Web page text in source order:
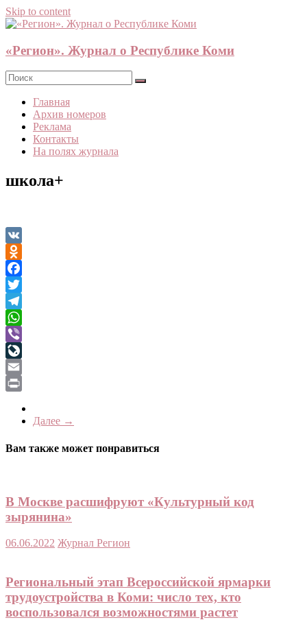
Skip to content
«Регион». Журнал о Республике Коми
Главная
Архив номеров
Реклама
Контакты
На полях журнала
школа+
VK
Odnoklassniki
Facebook
Twitter
Telegram
WhatsApp
Viber
LiveJournal
Email
Далее →
Вам также может понравиться
В Москве расшифруют «Культурный код
зырянина»
06.06.2022 Журнал Регион
Региональный этап Всероссийской ярмарки
трудоустройства в Коми: число тех, кто
воспользовался возможностями растет